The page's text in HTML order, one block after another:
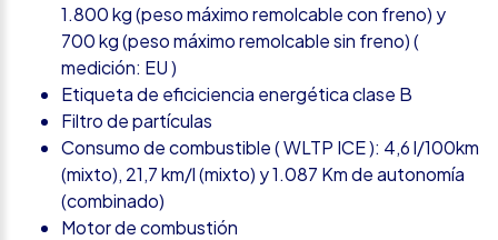
1.800 kg (peso máximo remolcable con freno) y
700 kg (peso máximo remolcable sin freno) (
medición: EU )
Etiqueta de eficiciencia energética clase B
Filtro de partículas
Consumo de combustible ( WLTP ICE ): 4,6 l/100km
(mixto), 21,7 km/l (mixto) y 1.087 Km de autonomía
(combinado)
Motor de combustión